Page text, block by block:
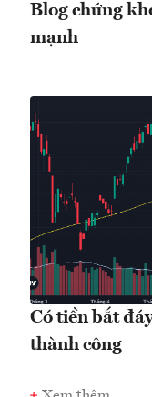
Blog chứng
mạnh
Có tiền bắt
thành công